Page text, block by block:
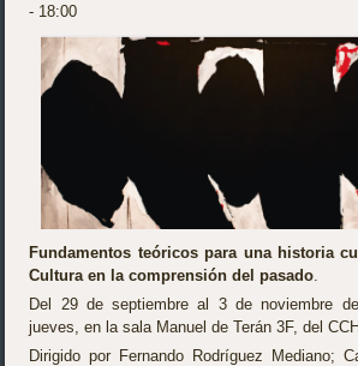
- 18:00
Fundamentos teóricos para una historia
Cultura en la comprensión del pasado
Del 29 de septiembre al 3 de noviembre
jueves, en la sala Manuel de Terán 3F, del
Dirigido por Fernando Rodríguez Mediano;